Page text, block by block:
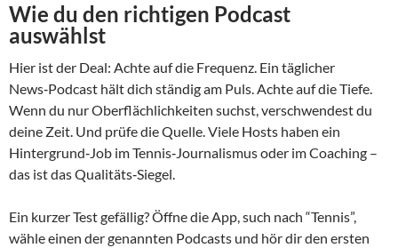
Wie du den richtigen Podcast
auswählst
Hier ist der Deal: Achte auf die Frequenz. Ein täglicher
News‑Podcast hält dich ständig am Puls. Achte auf die Tiefe.
Wenn du nur Oberflächlichkeiten suchst, verschwendest du
deine Zeit. Und prüfe die Quelle. Viele Hosts haben ein
Hintergrund‑Job im Tennis‑Journalismus oder im Coaching –
das ist das Qualitäts‑Siegel.
Ein kurzer Test gefällig? Öffne die App, such nach “Tennis”,
wähle einen der genannten Podcasts und hör dir den ersten